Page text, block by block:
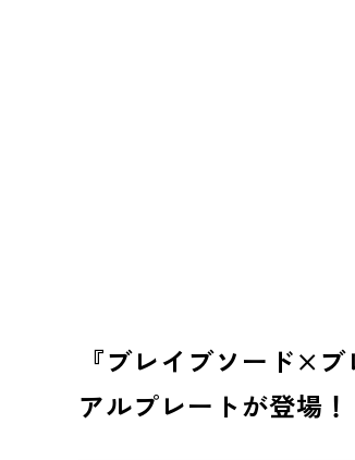
『ブレイブソード×
アルプレートが登場！